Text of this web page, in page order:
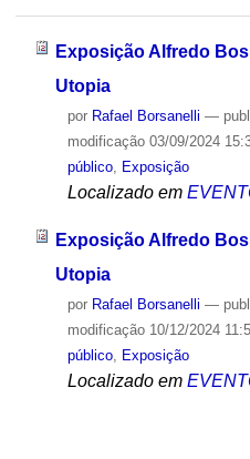
Exposição Alfredo
Utopia
por Rafael Borsanelli —
modificação03/09/2024
público, Exposição
Localizado em
Exposição Alfredo
Utopia
por Rafael Borsanelli —
modificação10/12/2024
público, Exposição
Localizado em